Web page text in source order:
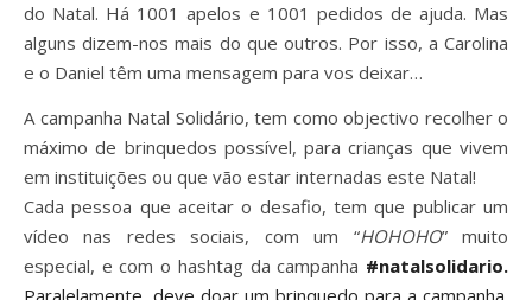
do Natal. Há 1001 apelos e 1001 pedidos de ajuda. Mas
alguns dizem-nos mais do que outros. Por isso, a Carolina
e o Daniel têm uma mensagem para vos deixar…
A campanha Natal Solidário, tem como objectivo recolher o
máximo de brinquedos possível, para crianças que vivem
em instituições ou que vão estar internadas este Natal!
Cada pessoa que aceitar o desafio, tem que publicar um
vídeo nas redes sociais, com um “HOHOHO” muito
especial, e com o hashtag da campanha #natalsolidario.
Paralelamente, deve doar um brinquedo para a campanha.